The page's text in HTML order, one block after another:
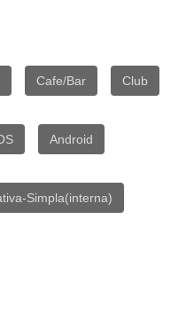
Cafe/Bar Club
Android
Simpla(interna)